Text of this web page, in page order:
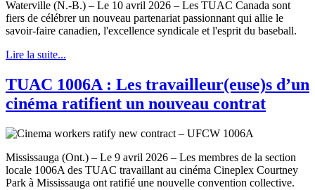
Waterville (N.-B.) – Le 10 avril 2026 – Les TUAC Canada sont
fiers de célébrer un nouveau partenariat passionnant qui allie le
savoir-faire canadien, l'excellence syndicale et l'esprit du baseball.
Lire la suite...
TUAC 1006A : Les travailleur(euse)s d’un
cinéma ratifient un nouveau contrat
Mississauga (Ont.) – Le 9 avril 2026 – Les membres de la section
locale 1006A des TUAC travaillant au cinéma Cineplex Courtney
Park à Mississauga ont ratifié une nouvelle convention collective.